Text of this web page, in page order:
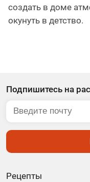
создать в доме
окунуть в детство.
Рецепты
Подпишитесь на